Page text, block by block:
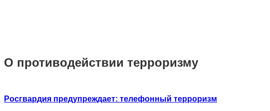
О противодействии терроризму
Росгвардия предупреждает: телефонный терроризм